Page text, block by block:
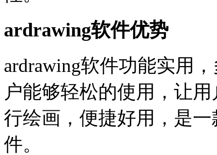
ardrawing软件优势
ardrawing软件功能实用
户能够轻松的使用，让
行绘画，便捷好用，是
件。